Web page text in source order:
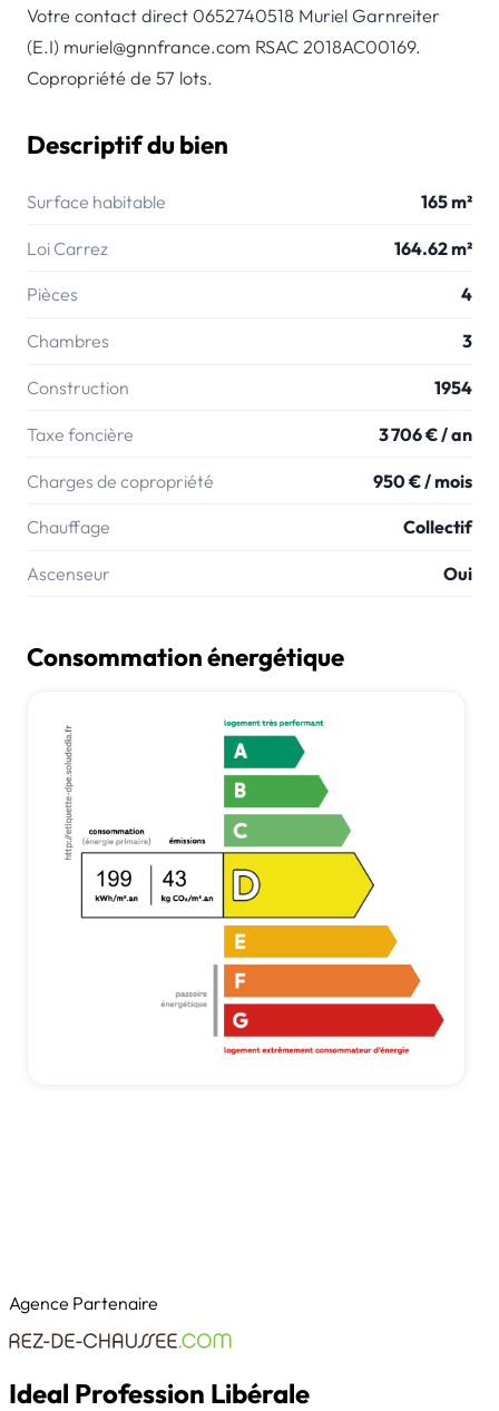
Votre contact direct 0652740518 Muriel Garnreiter
(E.I) muriel@gnnfrance.com RSAC 2018AC00169.
Copropriété de 57 lots.
Descriptif du bien
Surface habitable 165 m²
Loi Carrez 164.62 m²
Pièces 4
Chambres 3
Construction 1954
Taxe foncière 3 706 € / an
Charges de copropriété 950 € / mois
Chauffage Collectif
Ascenseur Oui
Consommation énergétique
Agence Partenaire
Ideal Profession Libérale